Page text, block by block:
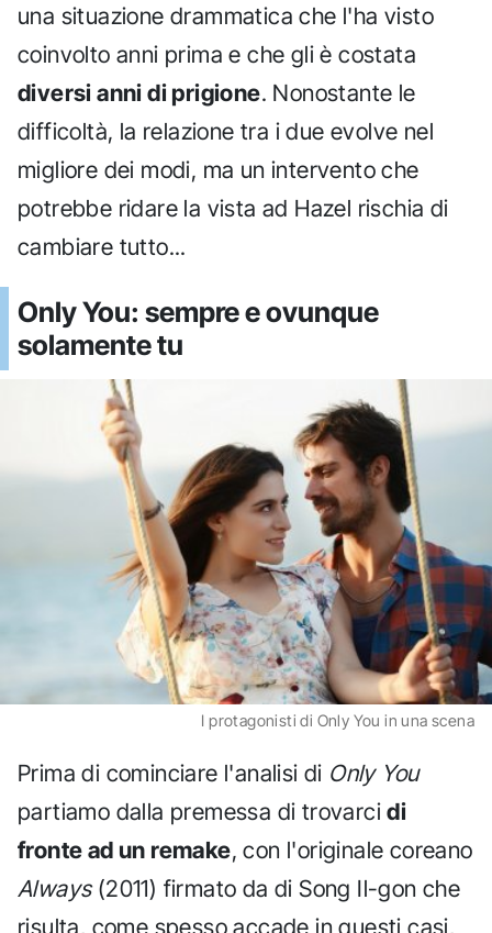
una situazione drammatica che l'ha visto
coinvolto anni prima e che gli è costata
diversi anni di prigione. Nonostante le
difficoltà, la relazione tra i due evolve nel
migliore dei modi, ma un intervento che
potrebbe ridare la vista ad Hazel rischia di
cambiare tutto...
Only You: sempre e ovunque
solamente tu
I protagonisti di Only You in una scena
Prima di cominciare l'analisi di Only You
partiamo dalla premessa di trovarcidi
fronte ad un remake, con l'originale coreano
Always(2011) firmato da di Song Il-gon che
risulta, come spesso accade in questi casi,